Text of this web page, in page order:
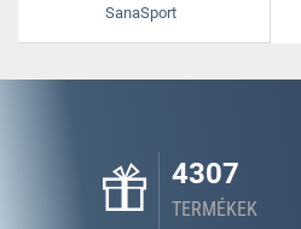
SanaSport
4307
TERMÉKEK